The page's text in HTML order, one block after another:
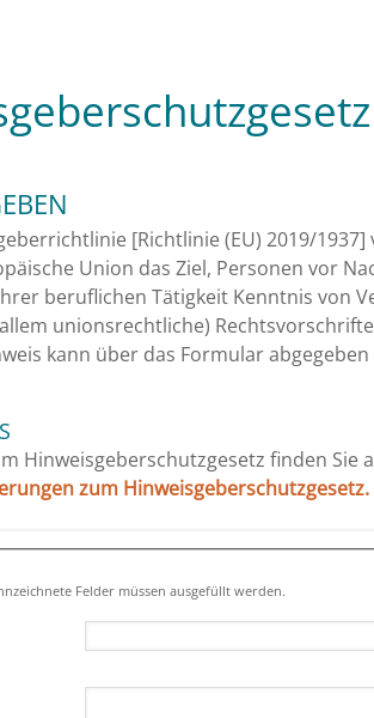
[Richtlinie (EU) 2019/1937]
Union das Ziel, Personen vor
beruflichen Tätigkeit Kenntnis von
unionsrechtliche)
kann über das Formular
Hinweisgeberschutzgesetz finden Sie
zum Hinweisgeberschutzgesetz.
Felder müssen ausgefüllt werden.